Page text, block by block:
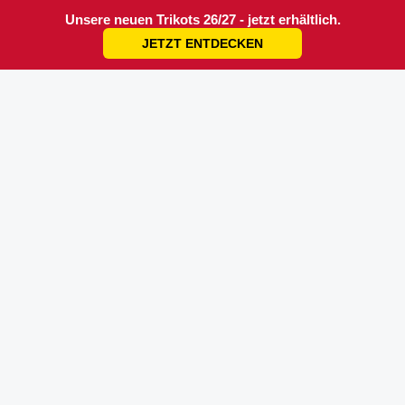
Unsere neuen Trikots 26/27 - jetzt erhältlich.
JETZT ENTDECKEN